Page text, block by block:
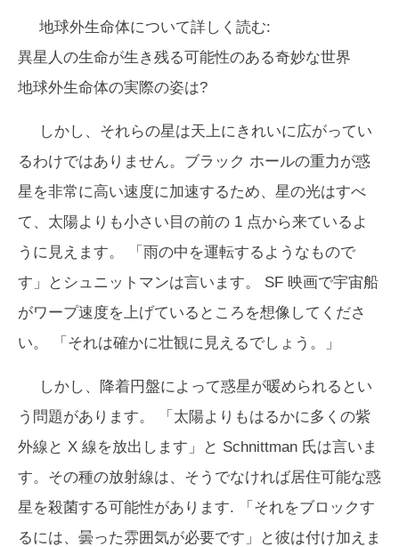
地球外生命体について詳しく読む:
異星人の生命が生き残る可能性のある奇妙な世界
地球外生命体の実際の姿は?
しかし、それらの星は天上にきれいに広がってい
るわけではありません。ブラック ホールの重力が惑
星を非常に高い速度に加速するため、星の光はすべ
て、太陽よりも小さい目の前の 1 点から来ているよ
うに見えます。 「雨の中を運転するようなもので
す」とシュニットマンは言います。 SF 映画で宇宙船
がワープ速度を上げているところを想像してくださ
い。 「それは確かに壮観に見えるでしょう。」
しかし、降着円盤によって惑星が暖められるとい
う問題があります。 「太陽よりもはるかに多くの紫
外線と X 線を放出します」と Schnittman 氏は言いま
す。その種の放射線は、そうでなければ居住可能な惑
星を殺菌する可能性があります. 「それをブロックす
るには、曇った雰囲気が必要です」と彼は付け加えま